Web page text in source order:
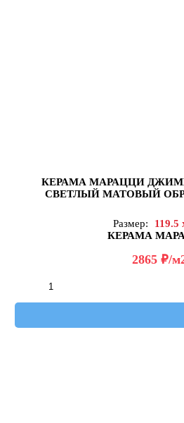
КЕРАМА МАРАЦЦИ
СВЕТЛЫЙ МАТОВЫЙ
Размер:
119.5
КЕРАМА
2865 д/